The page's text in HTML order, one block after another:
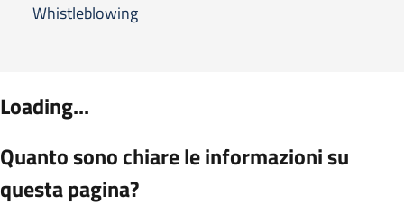
Whistleblowing